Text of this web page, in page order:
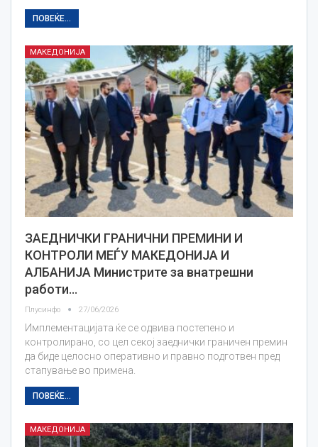
ПОВЕЌЕ...
МАКЕДОНИЈА
ЗАЕДНИЧКИ ГРАНИЧНИ ПРЕМИНИ И
КОНТРОЛИ МЕЃУ МАКЕДОНИЈА И
АЛБАНИЈА Министрите за внатрешни
работи…
Плусинфо 27/06/2026
Имплементацијата ќе се одвива постепено и
контролирано, со цел секој заеднички граничен премин
да биде целосно оперативно и правно подготвен пред
стапување во примена.
ПОВЕЌЕ...
МАКЕДОНИЈА